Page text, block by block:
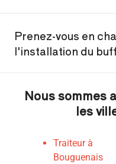
Prenez-vous en
l'installation du
Nous sommes
les
Traiteur à
Bouguenais